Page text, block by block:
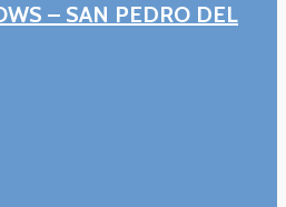
– SAN PEDRO DEL